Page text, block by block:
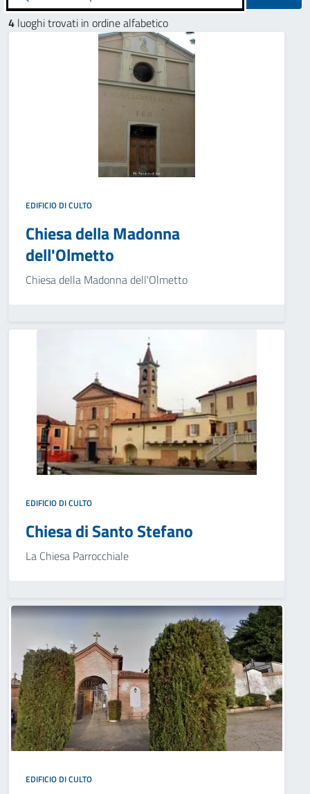
4 luoghi trovati in ordine alfabetico
EDIFICIO DI CULTO
Chiesa della Madonna
dell'Olmetto
Chiesa della Madonna dell'Olmetto
EDIFICIO DI CULTO
Chiesa di Santo Stefano
La Chiesa Parrocchiale
EDIFICIO DI CULTO